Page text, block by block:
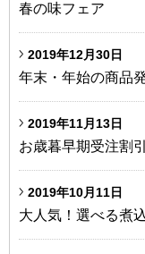
春の味フェア
2019年12月30日
年末・年始の商品
2019年11月13日
お歳暮早期受注割
2019年10月11日
大人気！選べる煮